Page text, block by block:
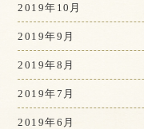
2019年10月
2019年9月
2019年8月
2019年7月
2019年6月